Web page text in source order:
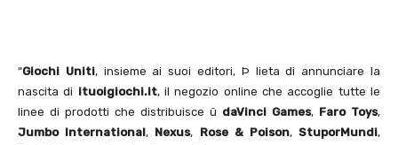
“Giochi Uniti, insieme ai suoi editori, Þ lieta di annunciare la
nascita di ituoigiochi.it, il negozio online che accoglie tutte le
linee di prodotti che distribuisce û daVinci Games, Faro Toys,
Jumbo International, Nexus, Rose & Poison,StuporMundi,